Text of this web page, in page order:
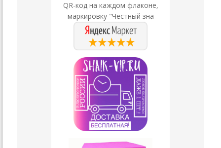
QR-код на каждом флаконе,
маркировку "Честный зна